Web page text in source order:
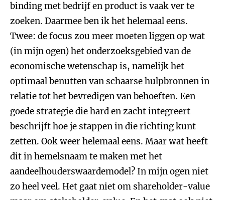
binding met bedrijf en product is vaak ver te
zoeken. Daarmee ben ik het helemaal eens.
Twee: de focus zou meer moeten liggen op wat
(in mijn ogen) het onderzoeksgebied van de
economische wetenschap is, namelijk het
optimaal benutten van schaarse hulpbronnen in
relatie tot het bevredigen van behoeften. Een
goede strategie die hard en zacht integreert
beschrijft hoe je stappen in die richting kunt
zetten. Ook weer helemaal eens. Maar wat heeft
dit in hemelsnaam te maken met het
aandeelhouderswaardemodel? In mijn ogen niet
zo heel veel. Het gaat niet om shareholder-value